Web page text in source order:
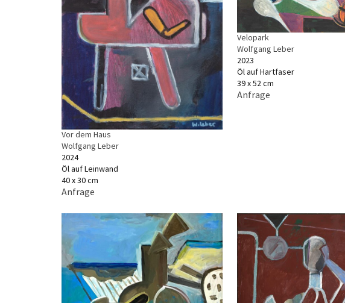
Vor dem Haus
Wolfgang Leber
2024
Öl auf Leinwand
40 x 30 cm
Anfrage
Velopark
Wolfgang Leber
2023
Öl auf Hartfaser
39 x 52 cm
Anfrage